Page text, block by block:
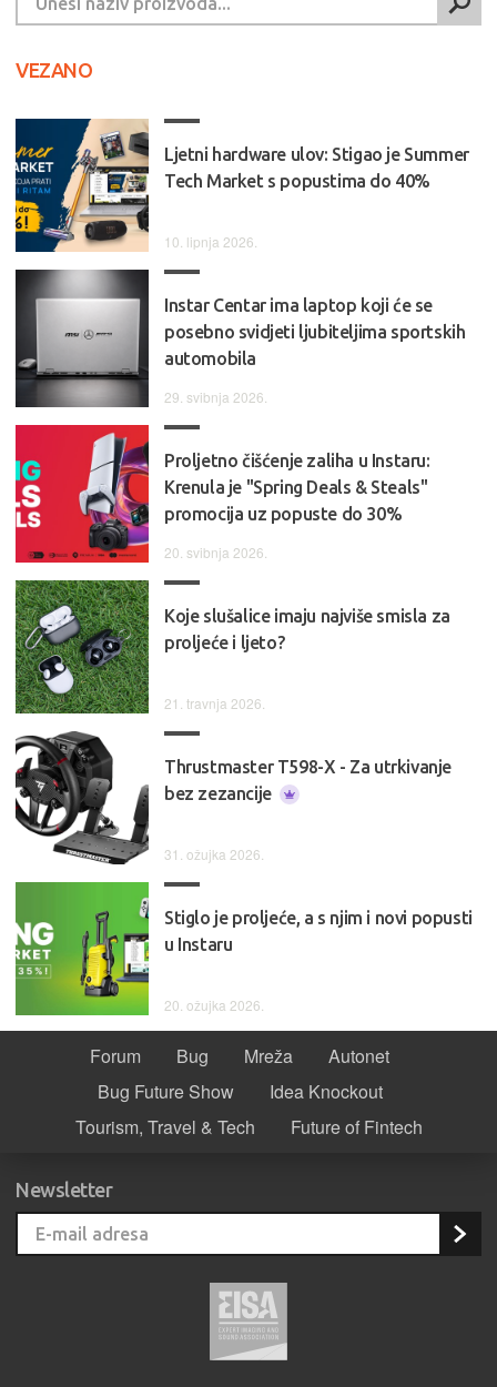
VEZANO
Ljetni hardware ulov: Stigao je Summer
Tech Market s popustima do 40%
10. lipnja 2026.
Instar Centar ima laptop koji će se
posebno svidjeti ljubiteljima sportskih
automobila
29. svibnja 2026.
Proljetno čišćenje zaliha u Instaru:
Krenula je "Spring Deals & Steals"
promocija uz popuste do 30%
20. svibnja 2026.
Koje slušalice imaju najviše smisla za
proljeće i ljeto?
21. travnja 2026.
Thrustmaster T598-X - Za utrkivanje
bez zezancije
31. ožujka 2026.
Stiglo je proljeće, a s njim i novi popusti
u Instaru
20. ožujka 2026.
Forum Bug Mreža
Autonet
Bug Future Show
Idea Knockout
Tourism, Travel & Tech
Future of Fintech
Newsletter